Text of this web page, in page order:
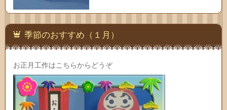
季節のおすすめ（１月）
お正月工作はこちらからどうぞ